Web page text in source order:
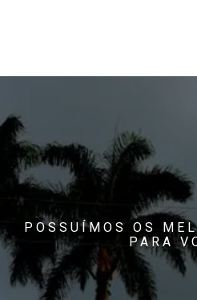
POSSUÍMOS OS
PARA